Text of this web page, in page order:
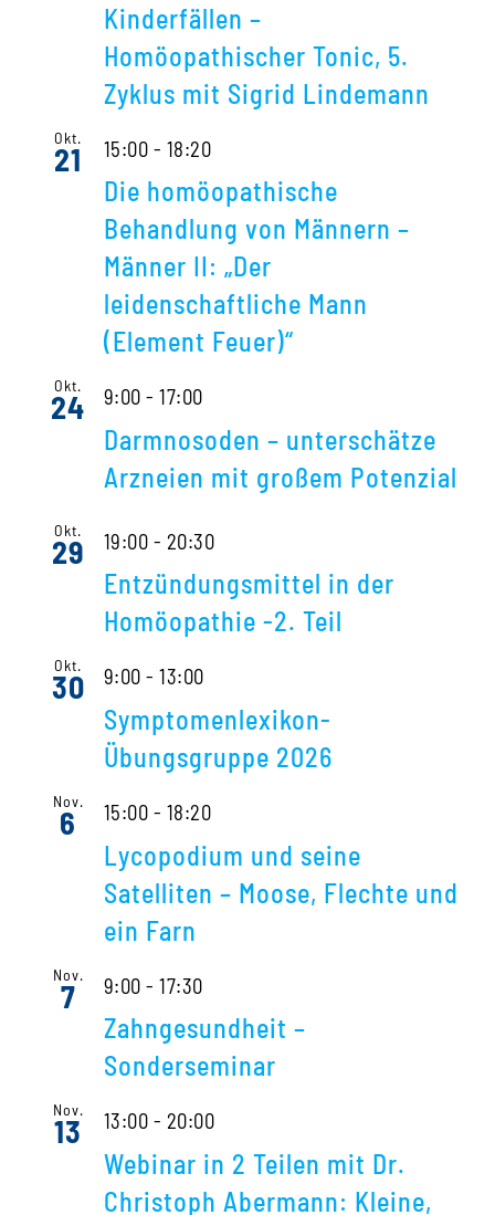
Kinderfällen –
Homöopathischer Tonic, 5.
Zyklus mit Sigrid Lindemann
Okt.
21 15:00 - 18:20
Die homöopathische
Behandlung von Männern –
Männer II: „Der
leidenschaftliche Mann
(Element Feuer)“
Okt.
24 9:00 -17:00
Darmnosoden – unterschätze
Arzneien mit großem Potenzial
Okt.
29 19:00 - 20:30
Entzündungsmittel in der
Homöopathie -2. Teil
Okt.
30 9:00 -13:00
Symptomenlexikon-
Übungsgruppe 2026
Nov.
6 15:00 - 18:20
Lycopodium und seine
Satelliten – Moose, Flechte und
ein Farn
Nov.
7 9:00 -17:30
Zahngesundheit –
Sonderseminar
Nov.
13 13:00 - 20:00
Webinar in 2 Teilen mit Dr.
Christoph Abermann: Kleine,